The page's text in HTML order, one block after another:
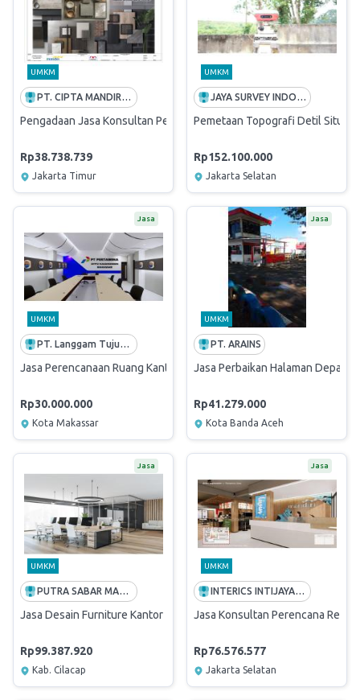
UMKM
PT. CIPTA MANDIRI PERENCANA
Pengadaan Jasa Konsultan Perencana Pembangunan Flat Pasundan
Rp38.738.739
Jakarta Timur
UMKM
JAYA SURVEY INDONESIA
Pemetaan Topografi Detil Situasi
Rp152.100.000
Jakarta Selatan
Jasa
UMKM
PT. Langgam Tujuh Enam
Jasa Perencanaan Ruang Kantor AFT Hasanuddin
Rp30.000.000
Kota Makassar
Jasa
UMKM
PT. ARAINS
Jasa Perbaikan Halaman Depan
Rp41.279.000
Kota Banda Aceh
Jasa
UMKM
PUTRA SABAR MANDIRI
Jasa Desain Furniture Kantor
Rp99.387.920
Kab. Cilacap
Jasa
UMKM
INTERICS INTIJAYA ASIA
Jasa Konsultan Perencana
Rp76.576.577
Jakarta Selatan